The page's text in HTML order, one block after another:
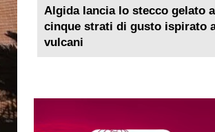
Algida lancia lo stecco gelato a
cinque strati di gusto ispirato
vulcani